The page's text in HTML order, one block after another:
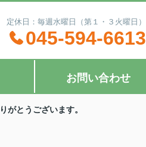
休日：毎週水曜日（第１・３火曜日）
045-594-6613
お問い合わせ
がとうございます。